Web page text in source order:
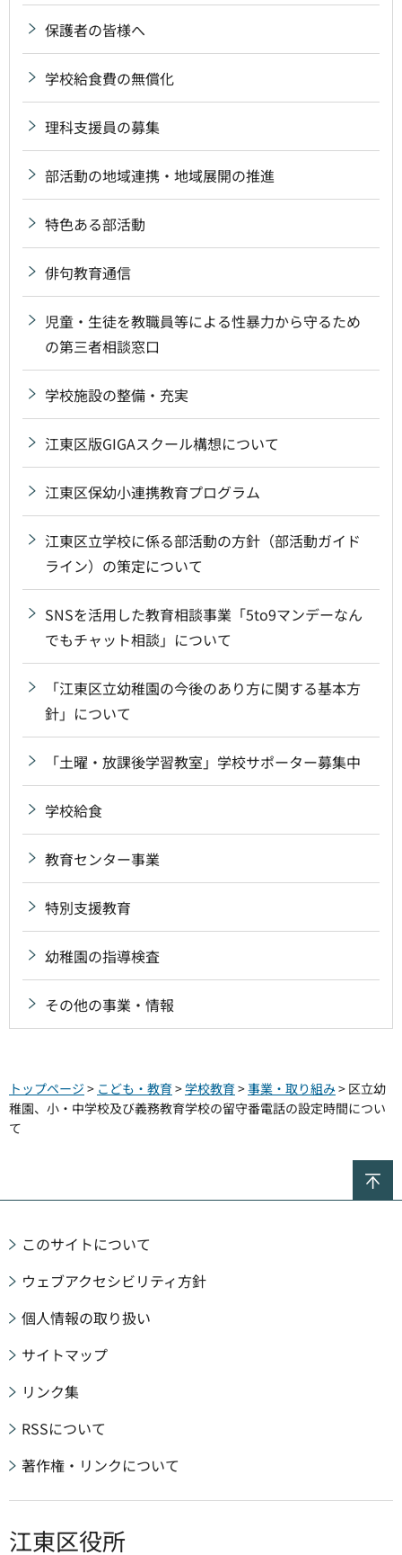
保護者の皆様へ
学校給食費の無償化
理科支援員の募集
部活動の地域連携・地域展開の推進
特色ある部活動
俳句教育通信
児童・生徒を教職員等による性暴力から守るため
の第三者相談窓口
学校施設の整備・充実
江東区版GIGAスクール構想について
江東区保幼小連携教育プログラム
江東区立学校に係る部活動の方針（部活動ガイド
ライン）の策定について
SNSを活用した教育相談事業「5to9マンデーなん
でもチャット相談」について
「江東区立幼稚園の今後のあり方に関する基本方
針」について
「土曜・放課後学習教室」学校サポーター募集中
学校給食
教育センター事業
特別支援教育
幼稚園の指導検査
その他の事業・情報
トップページ > こども・教育>学校教育>事業・取り組み> 区立幼
稚園、小・中学校及び義務教育学校の留守番電話の設定時間につい
て
このサイトについて
ウェブアクセシビリティ方針
個人情報の取り扱い
サイトマップ
リンク集
RSSについて
著作権・リンクについて
江東区役所